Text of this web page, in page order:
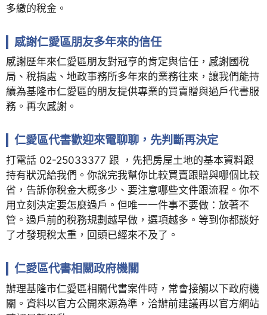
多繳的稅金。
感謝仁愛區朋友多年來的信任
感謝歷年來仁愛區朋友對冠亨的肯定與信任，感謝國稅
局、稅捐處、地政事務所多年來的業務往來，讓我們能持
續為基隆市仁愛區的朋友提供專業的買賣贈與過戶代書服
務。再次感謝。
仁愛區代書歡迎來電聊聊，先判斷再決定
打電話 02-25033377 跟 ，先把房屋土地的基本資料跟
持有狀況給我們。你說完我幫你比較買賣跟贈與哪個比較
省，告訴你稅金大概多少、要注意哪些文件跟流程。你不
用立刻決定要怎麼過戶。但唯一一件事不要做：放著不
管。過戶前的稅務規劃越早做，選項越多。等到你都談好
了才發現稅太重，回頭已經來不及了。
仁愛區代書相關政府機關
辦理基隆市仁愛區相關代書案件時，常會接觸以下政府機
關。資料以官方公開來源為準，洽辦前建議再以官方網站